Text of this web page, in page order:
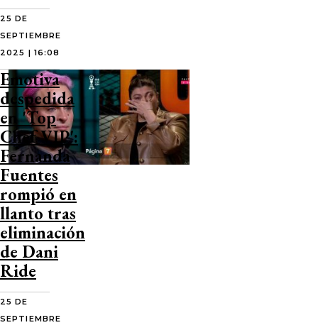
25 DE
SEPTIEMBRE
2025 | 16:08
Emotiva
despedida
en 'Top
Chef VIP':
Fernanda
Fuentes
rompió en
llanto tras
eliminación
de Dani
Ride
25 DE
SEPTIEMBRE